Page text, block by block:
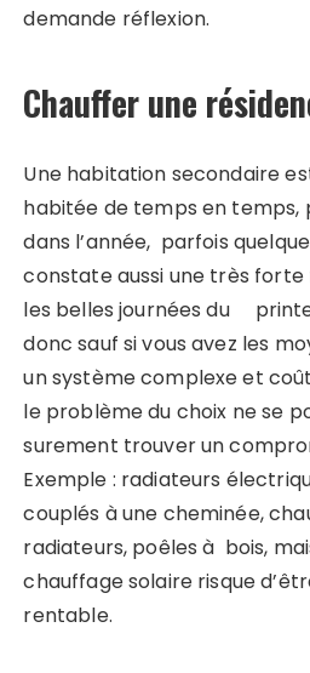
demande réflexion.
Chauffer une
Une habitation secondaire
habitée de temps en temps,
dans l’année, parfois
constate aussi une très
les belles journées du
donc sauf si vous avez les
un système complexe et
le problème du choix ne se
surement trouver un
Exemple : radiateurs
couplés à une cheminée,
radiateurs, poêles à bois,
chauffage solaire risque
rentable.